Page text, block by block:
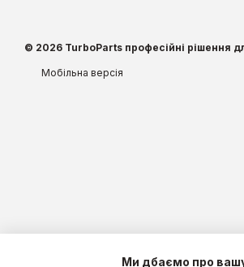
© 2026 TurboParts професійні рішення
Мобільна версія
Ми дбаємо про